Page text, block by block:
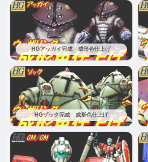
HGアッガイ完成 成形色仕上げ
HGゾック完成 成形色仕上げ